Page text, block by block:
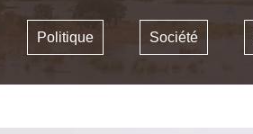
Politique Société